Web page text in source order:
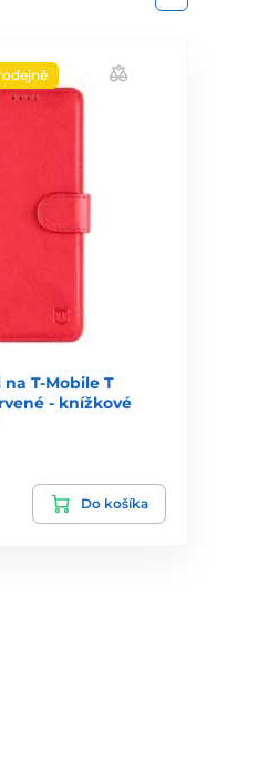
T-Mobile T
- knížkové
Do košíka